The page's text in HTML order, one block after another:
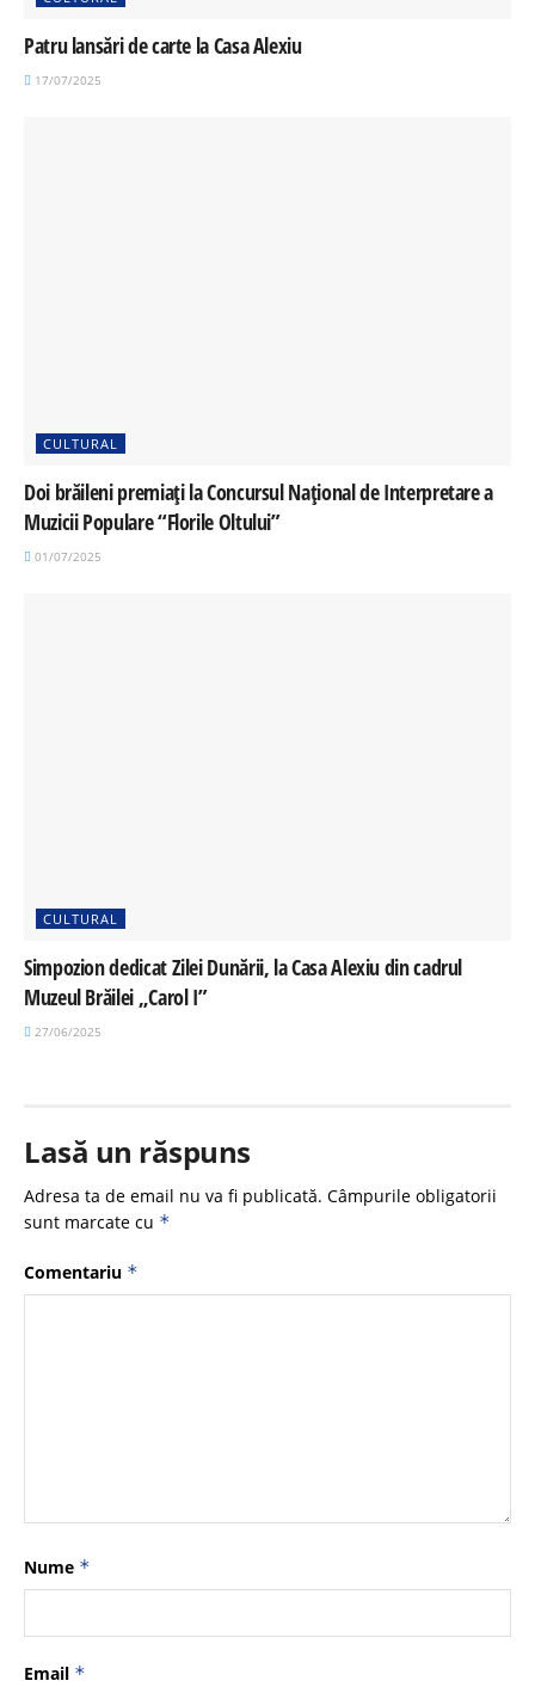
Patru lansări de carte la Casa Alexiu
17/07/2025
CULTURAL
Doi brăileni premiați la Concursul Național de Interpretare a
Muzicii Populare “Florile Oltului”
01/07/2025
CULTURAL
Simpozion dedicat Zilei Dunării, la Casa Alexiu din cadrul
Muzeul Brăilei „Carol I”
27/06/2025
Lasă un răspuns
Adresa ta de email nu va fi publicată. Câmpurile obligatorii
sunt marcate cu *
Comentariu *
Nume *
Email *